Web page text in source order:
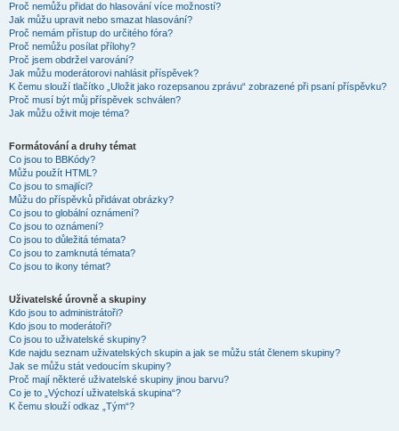
Proč nemůžu přidat do hlasování více možností?
Jak můžu upravit nebo smazat hlasování?
Proč nemám přístup do určitého fóra?
Proč nemůžu posílat přílohy?
Proč jsem obdržel varování?
Jak můžu moderátorovi nahlásit příspěvek?
K čemu slouží tlačítko „Uložit jako rozepsanou zprávu“ zobrazené při psaní příspěvku?
Proč musí být můj příspěvek schválen?
Jak můžu oživit moje téma?
Formátování a druhy témat
Co jsou to BBKódy?
Můžu použít HTML?
Co jsou to smajlíci?
Můžu do příspěvků přidávat obrázky?
Co jsou to globální oznámení?
Co jsou to oznámení?
Co jsou to důležitá témata?
Co jsou to zamknutá témata?
Co jsou to ikony témat?
Uživatelské úrovně a skupiny
Kdo jsou to administrátoři?
Kdo jsou to moderátoři?
Co jsou to uživatelské skupiny?
Kde najdu seznam uživatelských skupin a jak se můžu stát členem skupiny?
Jak se můžu stát vedoucím skupiny?
Proč mají některé uživatelské skupiny jinou barvu?
Co je to „Výchozí uživatelská skupina“?
K čemu slouží odkaz „Tým“?